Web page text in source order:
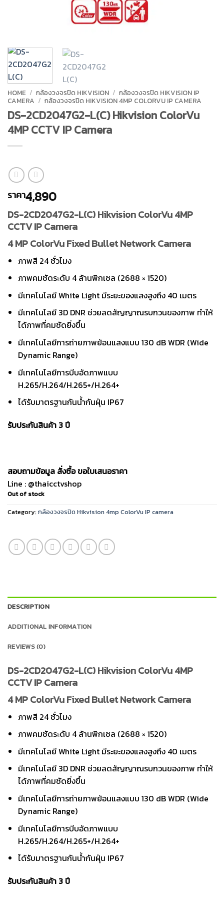
HOME / กล้องวงจรปิด HIKVISION / กล้องวงจรปิด HIKVISION IP
CAMERA / กล้องวงจรปิด HIKVISION 4MP COLORVU IP CAMERA
DS-2CD2047G2-L(C) Hikvision ColorVu
4MP CCTV IP Camera
ราคา4,890
DS-2CD2047G2-L(C) Hikvision ColorVu 4MP
CCTV IP Camera
4 MP ColorVu Fixed Bullet Network Camera
ภาพสี 24 ชั่วโมง
ภาพคมชัดระดับ 4 ล้านพิกเซล (2688 × 1520)
มีเทคโนโลยี White Light มีระยะของแสงสูงถึง 40 เมตร
มีเทคโนโลยี 3D DNR ช่วยลดสัญญาณรบกวนของภาพ ทำให้
ได้ภาพที่คมชัดยิ่งขึ้น
มีเทคโนโลยีการถ่ายภาพย้อนแสงแบบ 130 dB WDR (Wide
Dynamic Range)
มีเทคโนโลยีการบีบอัดภาพแบบ
H.265/H.264/H.265+/H.264+
ได้รับมาตรฐานกันน้ำกันฝุ่น IP67
รับประกันสินค้า 3 ปี
สอบถามข้อมูล สั่งซื้อ ขอใบเสนอราคา
Line : @thaicctvshop
Out of stock
Category:กล้องวงจรปิด Hikvision 4mp ColorVu IP camera
DESCRIPTION
ADDITIONAL INFORMATION
REVIEWS (0)
DS-2CD2047G2-L(C) Hikvision ColorVu 4MP
CCTV IP Camera
4 MP ColorVu Fixed Bullet Network Camera
ภาพสี 24 ชั่วโมง
ภาพคมชัดระดับ 4 ล้านพิกเซล (2688 × 1520)
มีเทคโนโลยี White Light มีระยะของแสงสูงถึง 40 เมตร
มีเทคโนโลยี 3D DNR ช่วยลดสัญญาณรบกวนของภาพ ทำให้
ได้ภาพที่คมชัดยิ่งขึ้น
มีเทคโนโลยีการถ่ายภาพย้อนแสงแบบ 130 dB WDR (Wide
Dynamic Range)
มีเทคโนโลยีการบีบอัดภาพแบบ
H.265/H.264/H.265+/H.264+
ได้รับมาตรฐานกันน้ำกันฝุ่น IP67
รับประกันสินค้า 3 ปี